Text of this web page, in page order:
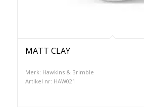
MATT CLAY
Merk: Hawkins & Brimble
Artikel nr: HAW021